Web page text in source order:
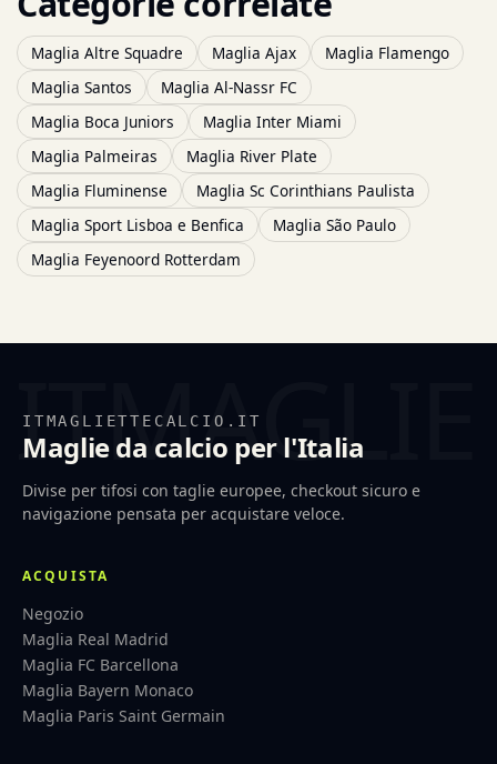
Maglia Altre Squadre Maglia Ajax
Maglia Flamengo
Maglia Santos
Maglia Al-Nassr FC
Maglia Boca Juniors
Maglia Inter Miami
Maglia Palmeiras
Maglia River Plate
Maglia Fluminense
Maglia Sc Corinthians Paulista
Maglia Sport Lisboa e Benfica
Maglia São Paulo
Maglia Feyenoord Rotterdam
ITMAGLIETTECALCIO.IT
Maglie da calcio per l'Italia
Divise per tifosi con taglie europee, checkout sicuro e
navigazione pensata per acquistare veloce.
ACQUISTA
Negozio
Maglia Real Madrid
Maglia FC Barcellona
Maglia Bayern Monaco
Maglia Paris Saint Germain